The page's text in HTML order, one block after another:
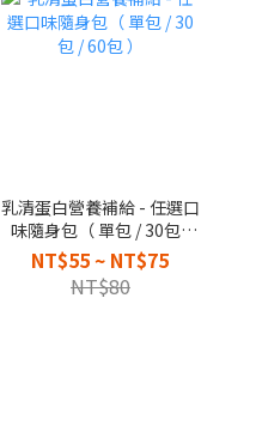
乳清蛋白營養補給 - 任選口
味隨身包（ 單包 / 30包 /
60包 ）
NT$55 ~ NT$75
NT$80